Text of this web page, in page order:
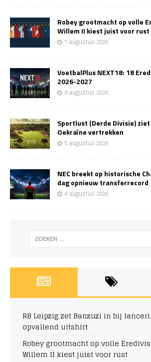
Robey grootmacht op volle
Willem II kiest juist voor rust
7 augustus 2026
VoetbalPlus NEXT18: 18
2026-2027
6 augustus 2026
Sportlust (Derde Divisie)
Oekraïne vertrekken
5 augustus 2026
NEC breekt op historische
dag opnieuw transferrecord
4 augustus 2026
RB Leipzig zet Banzuzi in bij
opvallend uitshirt
Robey grootmacht op volle
Willem II kiest juist voor rust